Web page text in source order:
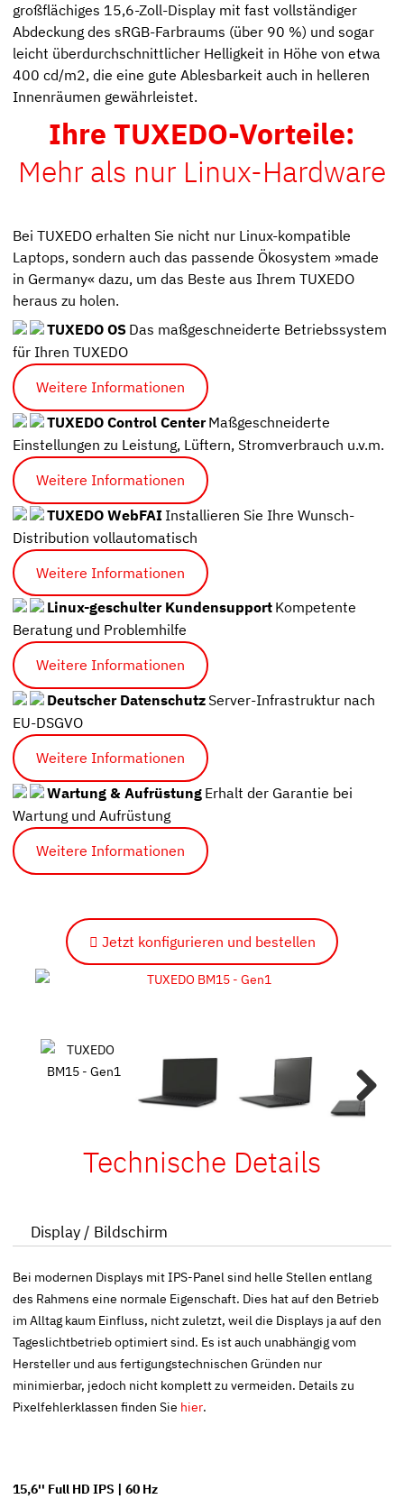
großflächiges 15,6-Zoll-Display mit fast vollständiger
Abdeckung des sRGB-Farbraums (über 90 %) und sogar
leicht überdurchschnittlicher Helligkeit in Höhe von etwa
400 cd/m2, die eine gute Ablesbarkeit auch in helleren
Innenräumen gewährleistet.
Ihre TUXEDO-Vorteile:
Mehr als nur Linux-Hardware
Bei TUXEDO erhalten Sie nicht nur Linux-kompatible
Laptops, sondern auch das passende Ökosystem »made
in Germany« dazu, um das Beste aus Ihrem TUXEDO
heraus zu holen.
TUXEDO OS Das maßgeschneiderte Betriebssystem
für Ihren TUXEDO
Weitere Informationen
TUXEDO Control CenterMaßgeschneiderte
Einstellungen zu Leistung, Lüftern, Stromverbrauch u.v.m.
Weitere Informationen
TUXEDO WebFAI Installieren Sie Ihre Wunsch-
Distribution vollautomatisch
Weitere Informationen
Linux-geschulter Kundensupport Kompetente
Beratung und Problemhilfe
Weitere Informationen
Deutscher DatenschutzServer-Infrastruktur nach
EU-DSGVO
Weitere Informationen
Wartung & Aufrüstung Erhalt der Garantie bei
Wartung und Aufrüstung
Weitere Informationen
Jetzt konfigurieren und bestellen
Next
Technische Details
Display / Bildschirm
Bei modernen Displays mit IPS-Panel sind helle Stellen entlang
des Rahmens eine normale Eigenschaft. Dies hat auf den Betrieb
im Alltag kaum Einfluss, nicht zuletzt, weil die Displays ja auf den
Tageslichtbetrieb optimiert sind. Es ist auch unabhängig vom
Hersteller und aus fertigungstechnischen Gründen nur
minimierbar, jedoch nicht komplett zu vermeiden. Details zu
Pixelfehlerklassen finden Sie hier.
15,6'' Full HD IPS | 60 Hz